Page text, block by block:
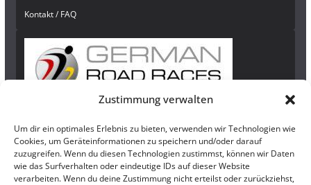
Zustimmung verwalten
Um dir ein optimales Erlebnis zu bieten, verwenden wir Technologien wie
Cookies, um Geräteinformationen zu speichern und/oder darauf
zuzugreifen. Wenn du diesen Technologien zustimmst, können wir Daten
wie das Surfverhalten oder eindeutige IDs auf dieser Website
verarbeiten. Wenn du deine Zustimmung nicht erteilst oder zurückziehst,
Kontakt / FAQ
Newsletter
Bleibe auf dem Laufenden und abonnierehierunseren Newsletter!